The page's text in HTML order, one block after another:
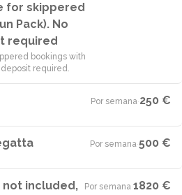
for skippered
Pack). No
required
bookings with
deposit required.
Por semana·250 €
Por semana·500 €
not included,
Por semana·1820 €